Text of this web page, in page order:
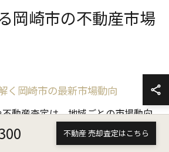
岡崎市の不動産市場
く岡崎市の最新市場動向
動産査定は、地域ごとの市場動向
とが重要です。なぜなら、都市開発
ンフラの変化が資産価値に直接影響
不動産 売却査定はこちら